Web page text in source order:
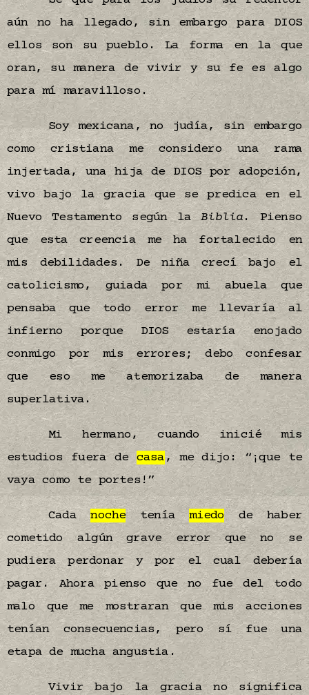
aún no ha llegado, sin embargo para DIOS
ellos son su pueblo. La forma en la que
oran, su manera de vivir y su fe es algo
para mí maravilloso.
Soy mexicana, no judía, sin embargo
como cristiana me considero una rama
injertada, una hija de DIOS por adopción,
vivo bajo la gracia que se predica en el
Nuevo Testamento según laBiblia. Pienso
que esta creencia me ha fortalecido en
mis debilidades. De niña crecí bajo el
catolicismo, guiada por mi abuela que
pensaba que todo error me llevaría al
infierno porque DIOS estaría enojado
conmigo por mis errores; debo confesar
que eso me atemorizaba de manera
superlativa.
Mi hermano, cuando inicié mis
estudios fuera de casa , me dijo: “¡que te
vaya como te portes!”
Cadanocheteníamiedo de haber
cometido algún grave error que no se
pudiera perdonar y por el cual debería
pagar. Ahora pienso que no fue del todo
malo que me mostraran que mis acciones
tenían consecuencias, pero sí fue una
etapa de mucha angustia.
Vivir bajo la gracia no significa